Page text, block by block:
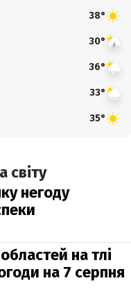
38°
30°
36°
33°
35°
світу
негоду
на тлі
на 7 серпня